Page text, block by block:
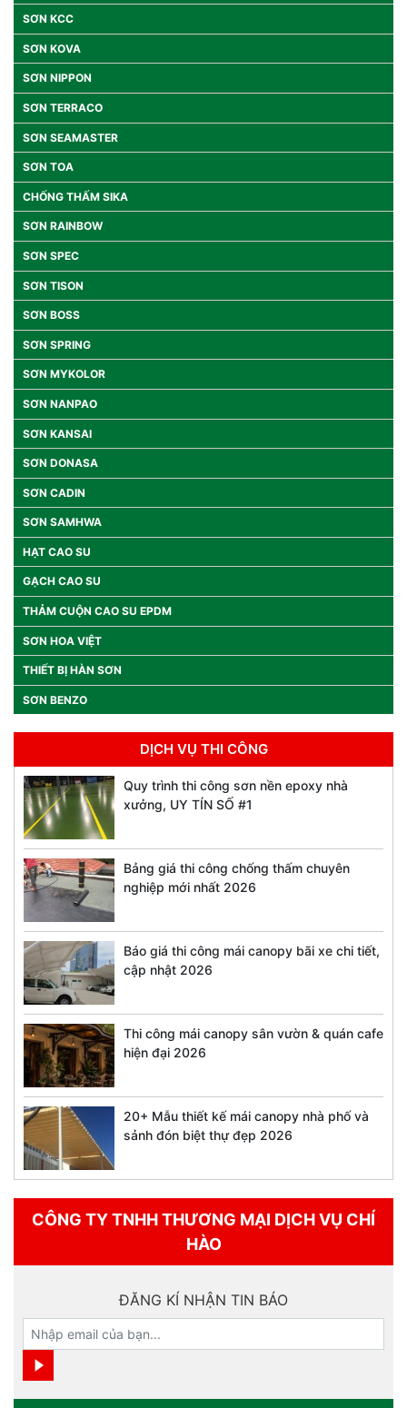
SƠN KCC
SƠN KOVA
SƠN NIPPON
SƠN TERRACO
SƠN SEAMASTER
SƠN TOA
CHỐNG THẤM SIKA
SƠN RAINBOW
SƠN SPEC
SƠN TISON
SƠN BOSS
SƠN SPRING
SƠN MYKOLOR
SƠN NANPAO
SƠN KANSAI
SƠN DONASA
SƠN CADIN
SƠN SAMHWA
HẠT CAO SU
GẠCH CAO SU
THẢM CUỘN CAO SU EPDM
SƠN HOA VIỆT
THIẾT BỊ HÀN SƠN
SƠN BENZO
DỊCH VỤ THI CÔNG
Quy trình thi công sơn nền epoxy nhà
xưởng, UY TÍN SỐ #1
Bảng giá thi công chống thấm chuyên
nghiệp mới nhất 2026
Báo giá thi công mái canopy bãi xe chi tiết,
cập nhật 2026
Thi công mái canopy sân vườn & quán cafe
hiện đại 2026
20+ Mẫu thiết kế mái canopy nhà phố và
sảnh đón biệt thự đẹp 2026
CÔNG TY TNHH THƯƠNG MẠI DỊCH VỤ CHÍ
HÀO
ĐĂNG KÍ NHẬN TIN BÁO